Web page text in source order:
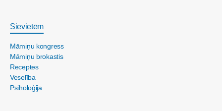
Sievietēm
Māmiņu kongress
Māmiņu brokastis
Receptes
Veselība
Psiholoģija